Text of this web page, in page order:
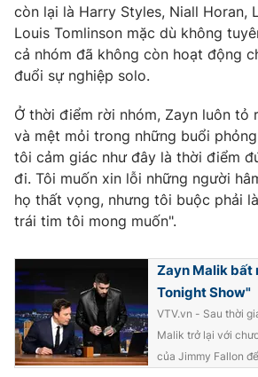
THỜI BÁO VTV
Theo dõi báo trên
Cơ quan chủ quản:Đài Truyền hình Việt
Cơ quan báo chí:Thời báo VTV
cấp ngày 29/12/2023
Tổng Biên tập:Vũ Thanh Thủy
Phó Tổng Biên tập:Nguyễn Thị Mỹ Hạnh,
Nguyễn Trọng Ninh
Tổng đài VTV:024.38 355 931 - 024.38
còn lại là Harry Styles, Niall Horan,
Louis Tomlinson mặc dù không
cả nhóm đã không còn hoạt động
đuổi sự nghiệp solo.
Ở thời điểm rời nhóm, Zayn luôn tỏ
và mệt mỏi trong những buổi
tôi cảm giác như đây là thời điểm
đi. Tôi muốn xin lỗi những người
họ thất vọng, nhưng tôi buộc phải
trái tim tôi mong muốn".
Zayn Malik bất
Tonight Show"
VTV.vn - Sau thời
Malik trở lại với
của Jimmy Fallon